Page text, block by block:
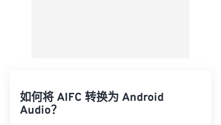
如何将 AIFC 转换为 Android
Audio？